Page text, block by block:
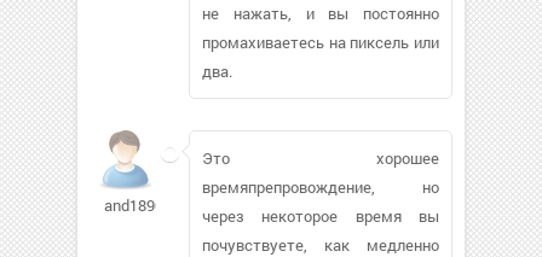
не нажать, и вы постоянно
промахиваетесь на пиксель или
два.
and1890371
Это хорошее
времяпрепровождение, но
через некоторое время вы
почувствуете, как медленно